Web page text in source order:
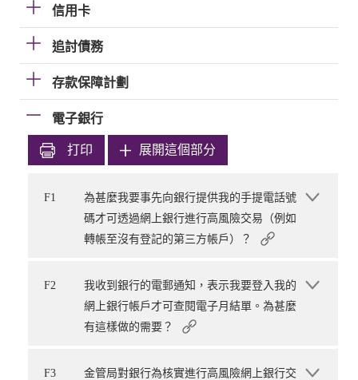
信用卡
追討債務
存款保障計劃
電子銀行
打印 展開這個部分
F1
為甚麼我要事先向銀行提供我的手提電話號
碼才可透過網上銀行進行高風險交易（例如
轉帳至沒有登記的第三方帳戶）？
F2
我收到銀行的電郵通知，表示我要登入我的
網上銀行帳戶才可查閱電子月結單。為甚麼
有這樣做的需要？
F3
金管局對銀行為核實進行高風險網上銀行交